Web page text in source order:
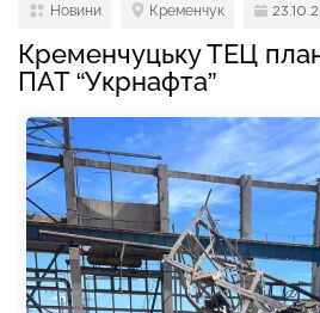
Новини Кременчук
Кременчуцьку ТЕЦ
ПАТ “Укрнафта”